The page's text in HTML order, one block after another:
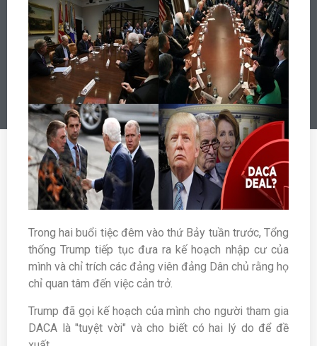
Trong hai buổi tiệc đêm vào thứ Bảy tuần trước, Tổng
thống Trump tiếp tục đưa ra kế hoạch nhập cư của
mình và chỉ trích các đảng viên đảng Dân chủ rằng họ
chỉ quan tâm đến việc cản trở.
Trump đã gọi kế hoạch của mình cho người tham gia
DACA là "tuyệt vời" và cho biết có hai lý do để đề